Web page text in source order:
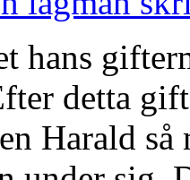
hans
detta
Harald så